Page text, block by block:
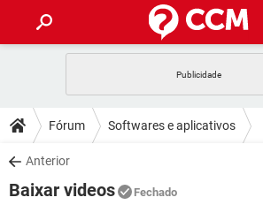
CELULAR FACEBOOK
OUTLOOK
INSTAGRAM
DICAS
JOGOS WHATSAPP
DOWNLOADS
JOGOS
Fórum Softwares e aplicativos
Anterior
Baixar videos Fechado